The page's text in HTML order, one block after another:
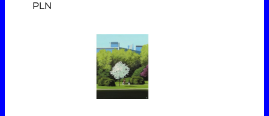
PLN